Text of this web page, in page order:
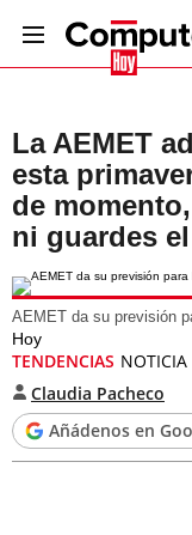
La AEMET
esta
de
ni guardes
AEMET da su previsión
Hoy
TENDENCIAS NOTICIA
Claudia Pacheco
Añádenos en